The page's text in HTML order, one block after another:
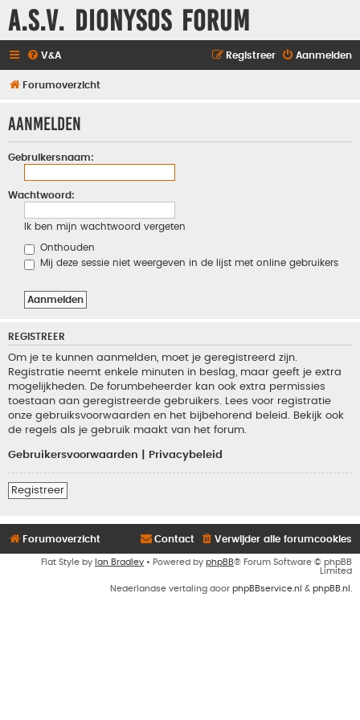
A.S.V. Dionysos Forum
V&A Aanmelden
Registreer
Forumoverzicht
Aanmelden
Gebruikersnaam:
Wachtwoord:
Ik ben mijn wachtwoord vergeten
Onthouden
Mij deze sessie niet weergeven in de lijst met online gebruikers
REGISTREER
Om je te kunnen aanmelden, moet je geregistreerd zijn.
Registratie neemt enkele minuten in beslag, maar geeft je extra
mogelijkheden. De forumbeheerder kan ook extra permissies
toestaan aan geregistreerde gebruikers. Lees voor registratie
onze gebruiksvoorwaarden en het bijbehorend beleid. Bekijk ook
de regels als je gebruik maakt van het forum.
Gebruikersvoorwaarden Privacybeleid
Registreer
Forumoverzicht Verwijder alle forumcookies
Contact
Flat Style by Ian Bradley • Powered by phpBB® Forum Software © phpBB
Limited
Nederlandse vertaling door phpBBservice.nl & phpBB.nl .